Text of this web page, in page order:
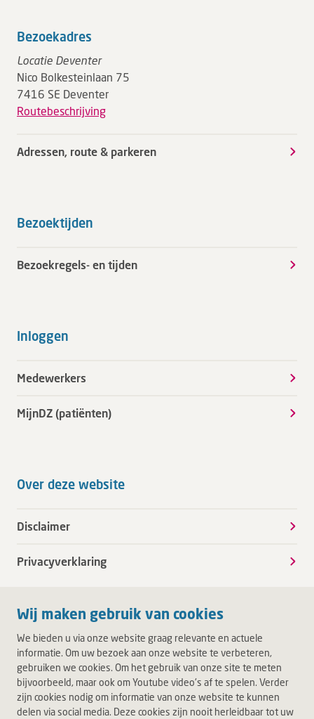
Wij maken gebruik van cookies
We bieden u via onze website graag relevante en actuele
informatie. Om uw bezoek aan onze website te verbeteren,
gebruiken we cookies. Om het gebruik van onze site te meten
bijvoorbeeld, maar ook om Youtube video's af te spelen. Verder
zijn cookies nodig om informatie van onze website te kunnen
delen via social media. Deze cookies zijn nooit herleidbaar tot uw
Bezoekadres
Locatie Deventer
Nico Bolkesteinlaan 75
7416 SE Deventer
Routebeschrijving
Adressen, route & parkeren
Bezoektijden
Bezoekregels- en tijden
Inloggen
Medewerkers
MijnDZ (patiënten)
Over deze website
Disclaimer
Privacyverklaring